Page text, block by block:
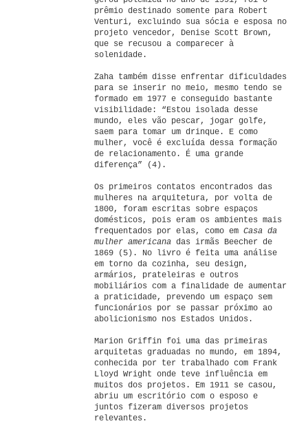
prêmio destinado somente para Robert
Venturi, excluindo sua sócia e esposa no
projeto vencedor, Denise Scott Brown,
que se recusou a comparecer à
solenidade.
Zaha também disse enfrentar dificuldades
para se inserir no meio, mesmo tendo se
formado em 1977 e conseguido bastante
visibilidade: “Estou isolada desse
mundo, eles vão pescar, jogar golfe,
saem para tomar um drinque. E como
mulher, você é excluída dessa formação
de relacionamento. É uma grande
diferença” (4).
Os primeiros contatos encontrados das
mulheres na arquitetura, por volta de
1800, foram escritas sobre espaços
domésticos, pois eram os ambientes mais
frequentados por elas, como em Casa da
mulher americana das irmãs Beecher de
1869 (5). No livro é feita uma análise
em torno da cozinha, seu design,
armários, prateleiras e outros
mobiliários com a finalidade de aumentar
a praticidade, prevendo um espaço sem
funcionários por se passar próximo ao
abolicionismo nos Estados Unidos.
Marion Griffin foi uma das primeiras
arquitetas graduadas no mundo, em 1894,
conhecida por ter trabalhado com Frank
Lloyd Wright onde teve influência em
muitos dos projetos. Em 1911 se casou,
abriu um escritório com o esposo e
juntos fizeram diversos projetos
relevantes.